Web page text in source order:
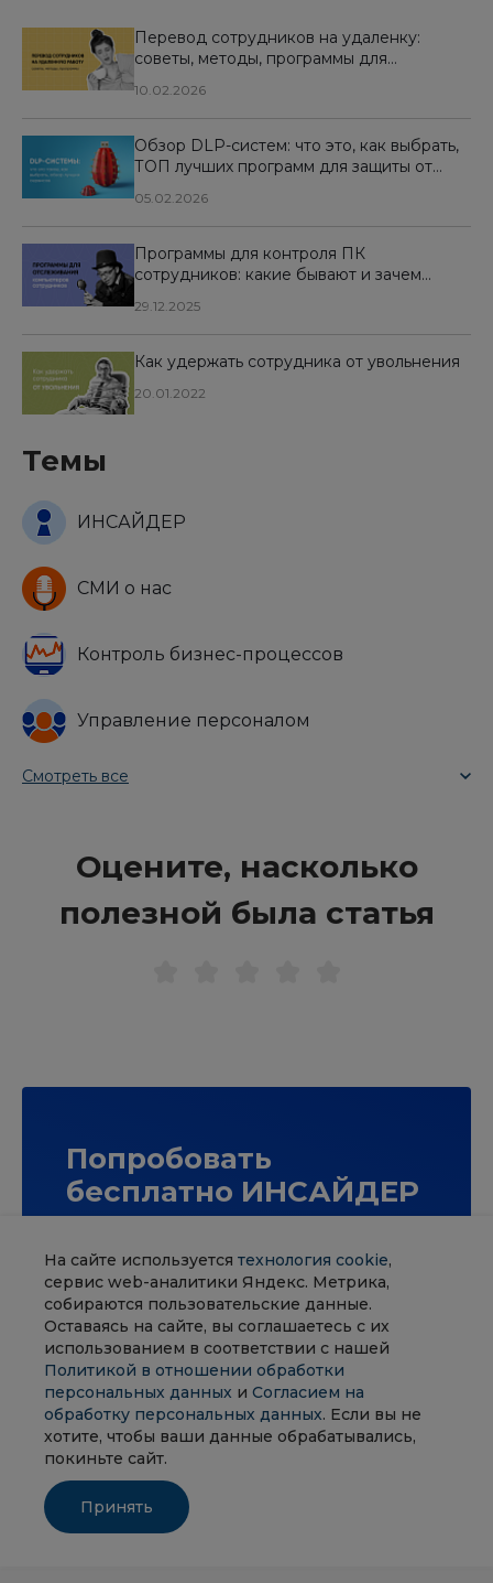
Перевод сотрудников на удаленку:
советы, методы, программы для
персонала
10.02.2026
Обзор DLP-систем: что это, как выбрать,
ТОП лучших программ для защиты от
05.02.2026
Программы для контроля ПК
сотрудников: какие бывают и зачем
29.12.2025
Как удержать сотрудника от увольнения
20.01.2022
Темы
ИНСАЙДЕР
СМИ о нас
Контроль бизнес-процессов
Управление персоналом
Смотреть все
Оцените, насколько
полезной была статья
Попробовать
бесплатно ИНСАЙДЕР
узнайте, чем заняты ваши сотрудники на
самом деле.
ПОПРОБОВАТЬ
На сайте используется технология cookie,
сервис web-аналитики Яндекс. Метрика,
собираются пользовательские данные.
Оставаясь на сайте, вы соглашаетесь с их
использованием в соответствии с нашей
Политикой в отношении обработки
персональных данных и Согласием на
обработку персональных данных. Если вы не
хотите, чтобы ваши данные обрабатывались,
покиньте сайт.
Принять